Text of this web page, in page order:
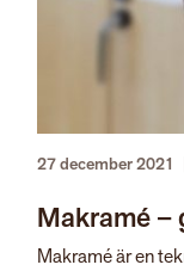
27 december 2021
Makramé –
Makramé är en